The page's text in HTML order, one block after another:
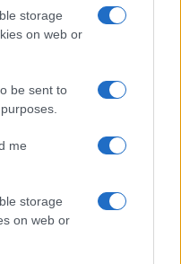
storage
on web or
be sent to
me
storage
on web or
eclipses solares
natural que…